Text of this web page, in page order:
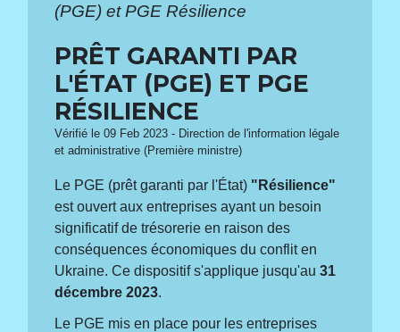
(PGE) et PGE Résilience
PRÊT GARANTI PAR
L'ÉTAT (PGE) ET PGE
RÉSILIENCE
Vérifié le 09 Feb 2023 - Direction de l'information légale
et administrative (Première ministre)
Le PGE (prêt garanti par l'État) "Résilience"
est ouvert aux entreprises ayant un besoin
significatif de trésorerie en raison des
conséquences économiques du conflit en
Ukraine. Ce dispositif s'applique jusqu'au31
décembre 2023.
Le PGE mis en place pour les entreprises